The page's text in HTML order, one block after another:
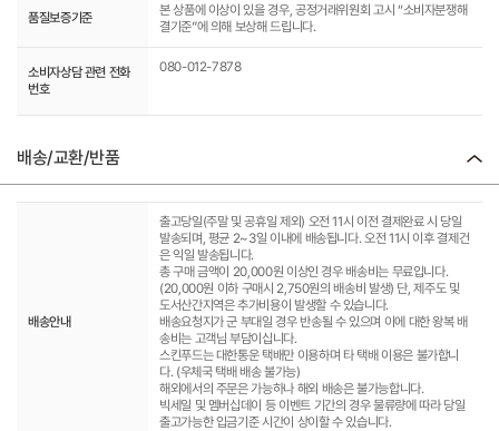
품질보증기준
본 상품에 이상이 있을 경우, 공정거래위원회 고시 “소비자분쟁해
결기준”에 의해 보상해 드립니다.
소비자상담 관련 전화
번호
080-012-7878
배송/교환/반품
배송안내
출고당일(주말 및 공휴일 제외) 오전 11시 이전 결제완료 시 당일
발송되며, 평균 2~3일 이내에 배송됩니다. 오전 11시 이후 결제건
은 익일 발송됩니다.
총 구매 금액이 20,000원 이상인 경우 배송비는 무료입니다.
(20,000원 이하 구매시 2,750원의 배송비 발생) 단, 제주도 및
도서산간지역은 추가비용이 발생할 수 있습니다.
배송요청지가 군 부대일 경우 반송될 수 있으며 이에 대한 왕복 배
송비는 고객님 부담이십니다.
스킨푸드는 대한통운 택배만 이용하며 타 택배 이용은 불가합니
다. (우체국 택배 배송 불가능)
해외에서의 주문은 가능하나 해외 배송은 불가능합니다.
빅세일 및 멤버십데이 등 이벤트 기간의 경우 물류량에 따라 당일
출고가능한 입금기준 시간이 상이할 수 있습니다.